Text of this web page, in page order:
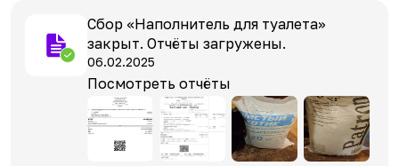
Сбор «Наполнитель для туалета»
закрыт. Отчёты загружены.
06.02.2025
Посмотреть отчёты